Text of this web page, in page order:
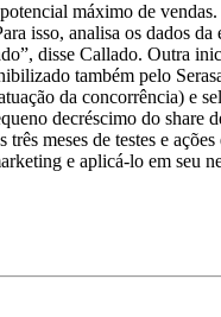
máximo de
isso, analisa os dados
disse Callado. Outra
também pelo
da concorrência) e
decréscimo do
meses de testes e
e aplicá-lo em seu